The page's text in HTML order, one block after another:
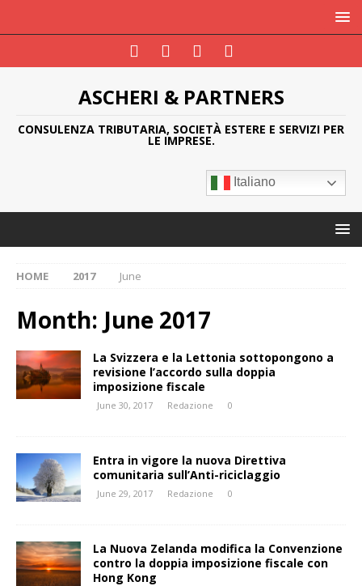
ASCHERI & PARTNERS
CONSULENZA TRIBUTARIA, SOCIETÀ ESTERE E SERVIZI PER
LE IMPRESE.
Italiano
HOME 2017 June
Month: June 2017
La Svizzera e la Lettonia sottopongono a
revisione l’accordo sulla doppia
imposizione fiscale
June 30, 2017 Redazione 0
Entra in vigore la nuova Direttiva
comunitaria sull’Anti-riciclaggio
June 29, 2017 Redazione 0
La Nuova Zelanda modifica la Convenzione
contro la doppia imposizione fiscale con
Hong Kong